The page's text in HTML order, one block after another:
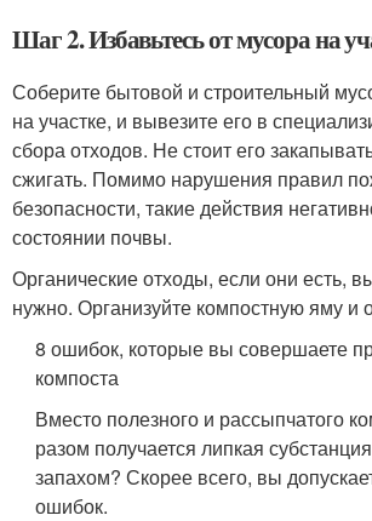
Шаг 2. Избавьтесь от мусора на
Соберите бытовой и строительный
на участке, и вывезите его в
сбора отходов. Не стоит его
сжигать. Помимо нарушения правил
безопасности, такие действия
состоянии почвы.
Органические отходы, если они есть,
нужно. Организуйте компостную яму и
8 ошибок, которые вы совершаете
компоста
Вместо полезного и рассыпчатого
разом получается липкая
запахом? Скорее всего, вы
ошибок.